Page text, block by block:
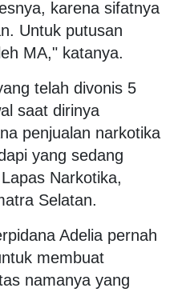
karena sifatnya
Untuk putusan
MA," katanya.
telah divonis 5
saat dirinya
penjualan narkotika
yang sedang
Narkotika,
Selatan.
Adelia pernah
membuat
namanya yang